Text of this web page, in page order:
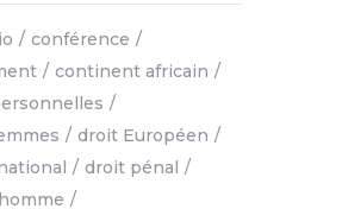
conférence
continent africain
droit Européen
droit pénal